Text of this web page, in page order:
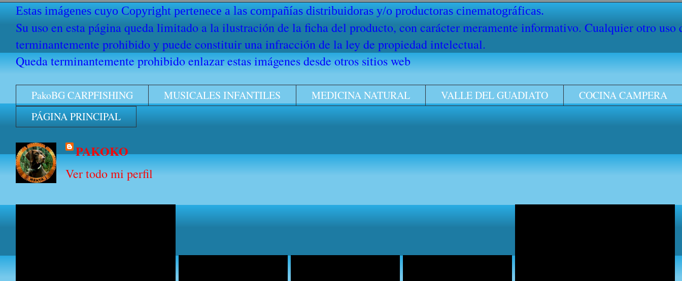
Estas imágenes cuyo Copyright pertenece a las compañías distribuidoras y/o productoras cinematográficas.
Su uso en esta página queda limitado a la ilustración de la ficha del producto, con carácter meramente informativo. Cualquier otro uso
terminantemente prohibido y puede constituir una infracción de la ley de propiedad intelectual.
Queda terminantemente prohibido enlazar estas imágenes desde otros sitios web
PakoBG CARPFISHING MUSICALES INFANTILES MEDICINA NATURAL VALLE DEL GUADIATO
COCINA CAMPERA
PÁGINA PRINCIPAL
PAKOKO
Ver todo mi perfil